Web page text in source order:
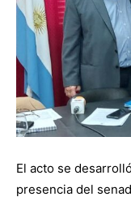
El acto se
presencia del